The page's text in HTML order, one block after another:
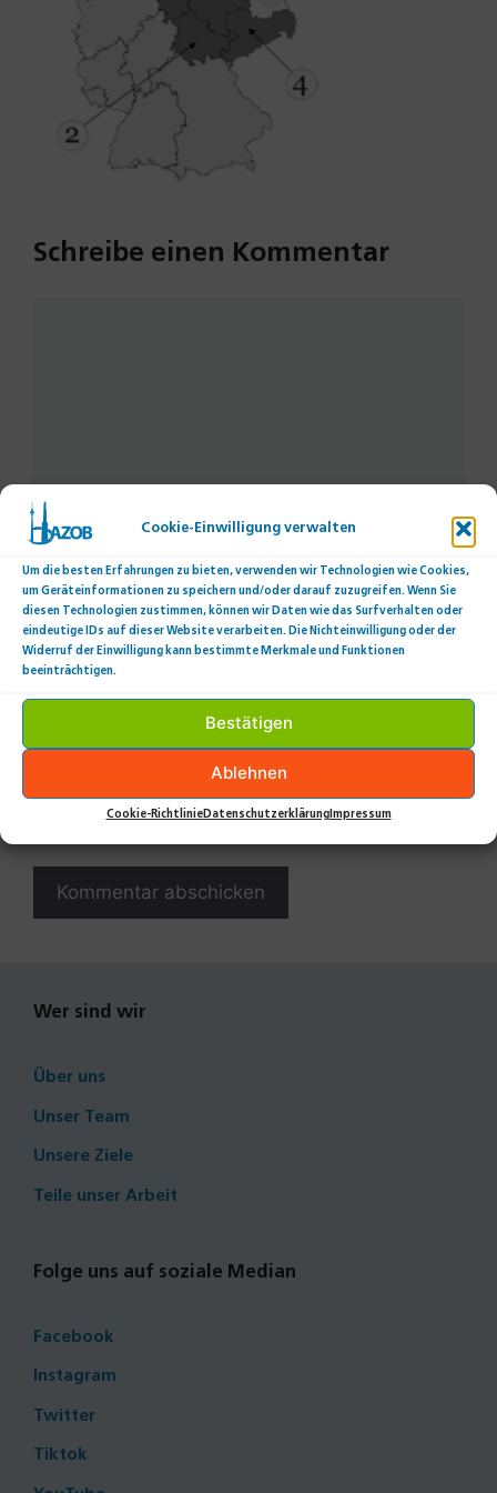
Cookie-Einwilligung verwalten
Um die besten Erfahrungen zu bieten, verwenden wir Technologien wie Cookies,
um Geräteinformationen zu speichern und/oder darauf zuzugreifen. Wenn Sie
diesen Technologien zustimmen, können wir Daten wie das Surfverhalten oder
eindeutige IDs auf dieser Website verarbeiten. Die Nichteinwilligung oder der
Widerruf der Einwilligung kann bestimmte Merkmale und Funktionen
beeinträchtigen.
Bestätigen
Ablehnen
Cookie-RichtlinieDatenschutzerklärungImpressum
Schreibe einen Kommentar
Name
E-
Mail
Website
Meinen Namen, meine E-Mail-Adresse und meine
Website in diesem Browser für die nächste
Kommentierung speichern.
Wer sind wir
Über uns
Unser Team
Unsere Ziele
Teile unser Arbeit
Folge uns auf soziale Median
Facebook
Instagram
Twitter
Tiktok